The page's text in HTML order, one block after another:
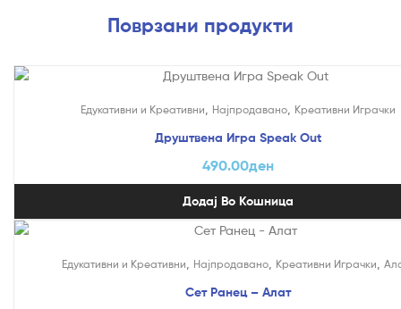
Поврзани продукти
Едукативни и Креативни Најпродавано Креативни Играчки
Друштвена Игра Speak Out
490.00ден
Додај Во Кошница
Едукативни и Креативни Најпродавано, Креативни Играчки
Сет Ранец – Алат